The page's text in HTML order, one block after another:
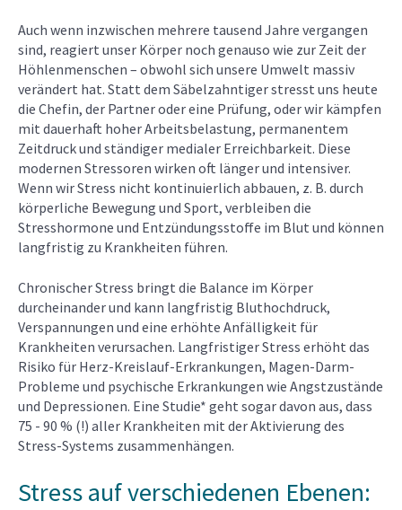
Auch wenn inzwischen mehrere tausend Jahre vergangen
sind, reagiert unser Körper noch genauso wie zur Zeit der
Höhlenmenschen – obwohl sich unsere Umwelt massiv
verändert hat. Statt dem Säbelzahntiger stresst uns heute
die Chefin, der Partner oder eine Prüfung, oder wir kämpfen
mit dauerhaft hoher Arbeitsbelastung, permanentem
Zeitdruck und ständiger medialer Erreichbarkeit. Diese
modernen Stressoren wirken oft länger und intensiver.
Wenn wir Stress nicht kontinuierlich abbauen, z. B. durch
körperliche Bewegung und Sport, verbleiben die
Stresshormone und Entzündungsstoffe im Blut und können
langfristig zu Krankheiten führen.
Chronischer Stress bringt die Balance im Körper
durcheinander und kann langfristig Bluthochdruck,
Verspannungen und eine erhöhte Anfälligkeit für
Krankheiten verursachen. Langfristiger Stress erhöht das
Risiko für Herz-Kreislauf-Erkrankungen, Magen-Darm-
Probleme und psychische Erkrankungen wie Angstzustände
und Depressionen. Eine Studie* geht sogar davon aus, dass
75 - 90 % (!) aller Krankheiten mit der Aktivierung des
Stress-Systems zusammenhängen.
Stress auf verschiedenen Ebenen: